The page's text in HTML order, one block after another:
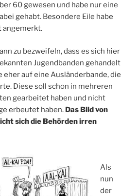
60 gewesen und habe nur eine
gehabt. Besondere Eile habe
angemerkt.
zu bezweifeln, dass es sich hier
Jugendbanden gehandelt
eher auf eine Ausländerbande, die
Diese soll schon in mehreren
gearbeitet haben und nicht
erbeutet haben. Das Bild von
sich die Behörden irren
Als
nun
der